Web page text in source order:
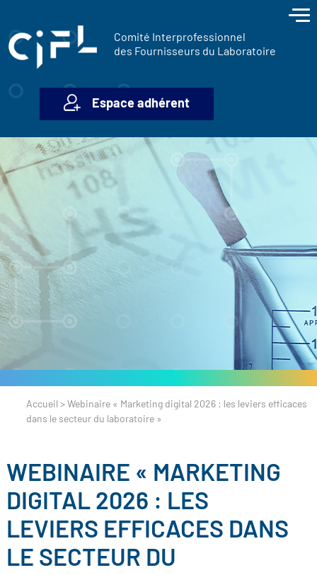
Comité Interprofessionnel
des Fournisseurs du Laboratoire
Espace adhérent
Accueil > Webinaire « Marketing digital 2026 : les leviers efficaces
dans le secteur du laboratoire »
WEBINAIRE « MARKETING
DIGITAL 2026 : LES
LEVIERS EFFICACES DANS
LE SECTEUR DU